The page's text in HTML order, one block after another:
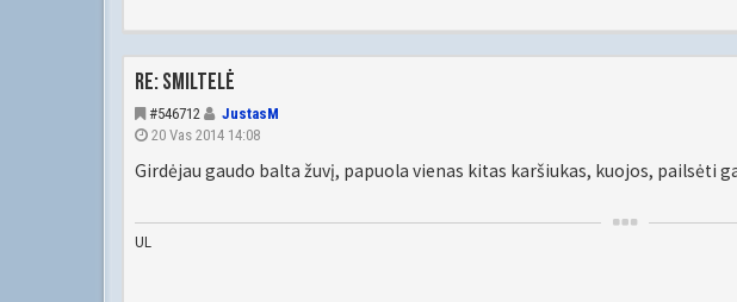
Re: Smiltelė
#546712
JustasM
20 Vas 2014 14:08
Girdėjau gaudo balta žuvį, papuola vienas kitas karšiukas, kuojos, pailsėti
UL